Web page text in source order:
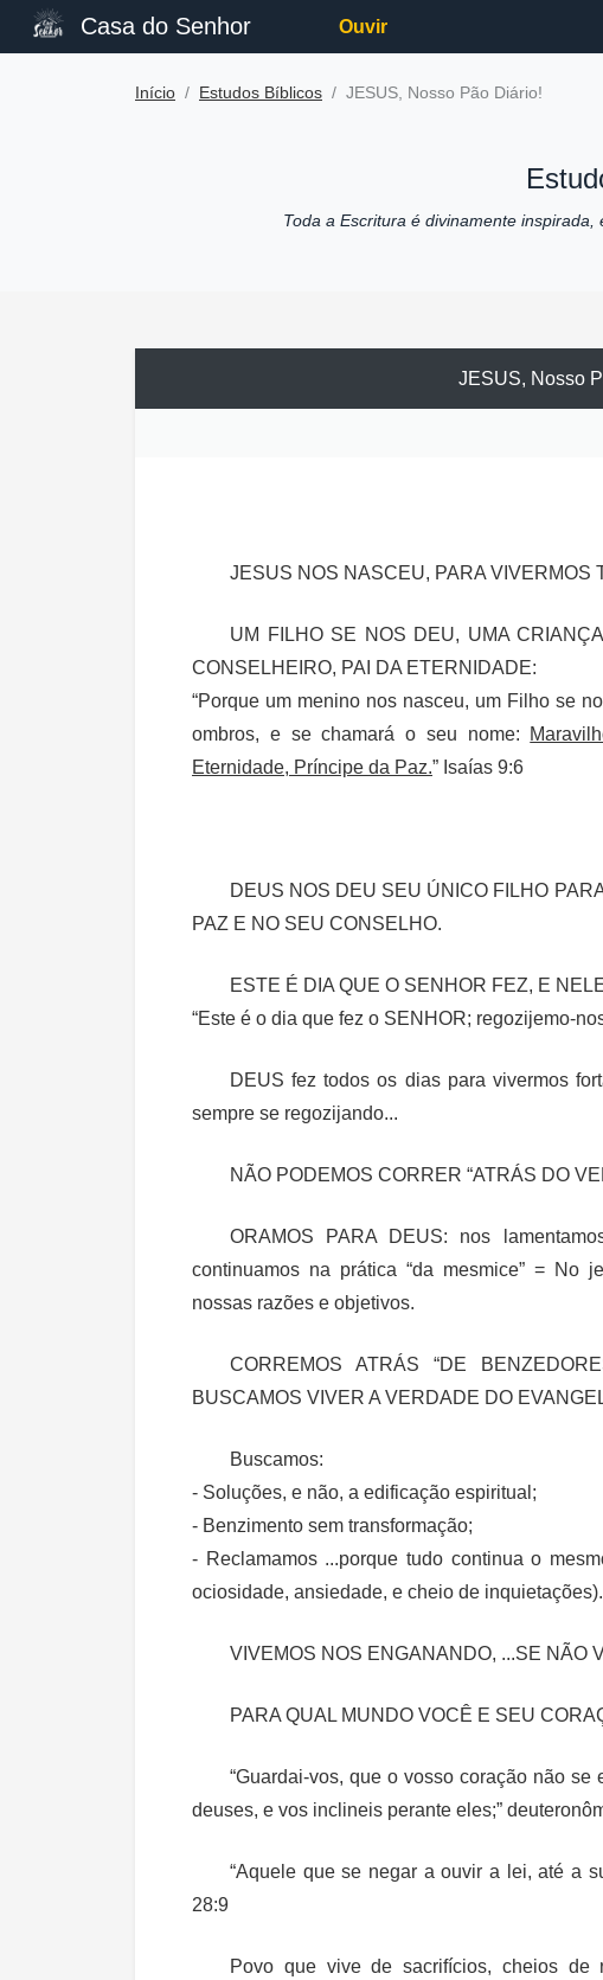
Casa do Senhor Ouvir
Início Estudos Bíblicos JESUS, Nosso Pão Diário!
Toda a Escritura é divinamente
JESUS, Nosso
JESUS NOS NASCEU, PARA VIVERMOS
UM FILHO SE NOS DEU, UMA
CONSELHEIRO, PAI DA ETERNIDADE:
“Porque um menino nos nasceu, um Filho se
ombros, e se chamará o seu nome:
Eternidade, Príncipe da Paz.” Isaías 9:6
DEUS NOS DEU SEU ÚNICO FILHO
PAZ E NO SEU CONSELHO.
ESTE É DIA QUE O SENHOR FEZ, E
“Este é o dia que fez o SENHOR; regozijemo-
DEUS fez todos os dias para vivermos
sempre se regozijando...
NÃO PODEMOS CORRER “ATRÁS DO
ORAMOS PARA DEUS: nos
continuamos na prática “da mesmice” = No
nossas razões e objetivos.
CORREMOS ATRÁS “DE
BUSCAMOS VIVER A VERDADE DO
Buscamos:
- Soluções, e não, a edificação espiritual;
- Benzimento sem transformação;
- Reclamamos ...porque tudo continua o
ociosidade, ansiedade, e cheio de inquietações).
VIVEMOS NOS ENGANANDO, ...SE NÃO
PARA QUAL MUNDO VOCÊ E SEU
“Guardai-vos, que o vosso coração não
deuses, e vos inclineis perante eles;”
“Aquele que se negar a ouvir a lei, até a
28:9
Povo que vive de sacrifícios, cheios de